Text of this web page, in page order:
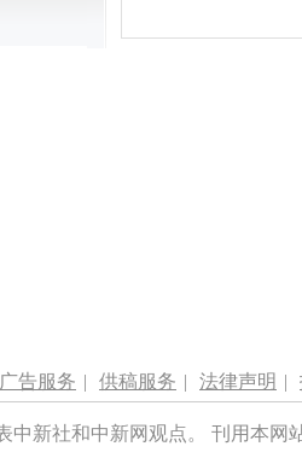
广告服务 | 供稿服务 | 法律声明 |
中新社和中新网观点。 刊用本网